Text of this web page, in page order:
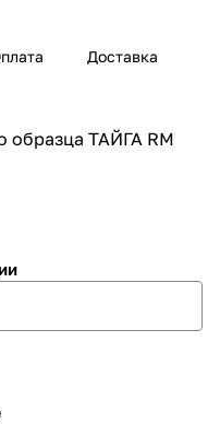
Доставка
образца ТАЙГА RM